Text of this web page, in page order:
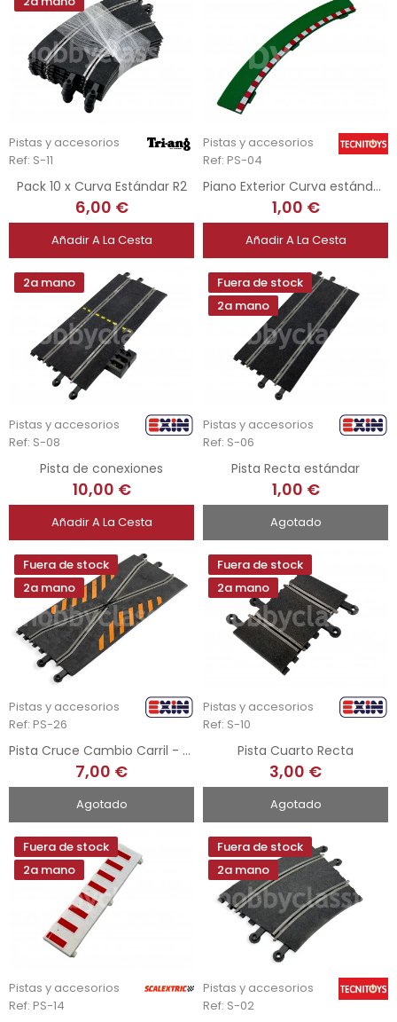
Pistas y accesorios
Ref: S-11
Pack 10 x Curva Estándar R2
6,00 €
Añadir A La Cesta
Pistas y accesorios
Ref: PS-04
Piano Exterior Curva estándar - R2
1,00 €
Añadir A La Cesta
2a mano
Pistas y accesorios
Ref: S-08
Pista de conexiones
10,00 €
Añadir A La Cesta
Fuera de stock
2a mano
Pistas y accesorios
Ref: S-06
Pista Recta estándar
1,00 €
Agotado
Fuera de stock
2a mano
Pistas y accesorios
Ref: PS-26
Pista Cruce Cambio Carril - Exin
7,00 €
Agotado
Fuera de stock
2a mano
Pistas y accesorios
Ref: S-10
Pista Cuarto Recta
3,00 €
Agotado
Fuera de stock
2a mano
Pistas y accesorios
Ref: PS-14
Fuera de stock
2a mano
Pistas y accesorios
Ref: S-02